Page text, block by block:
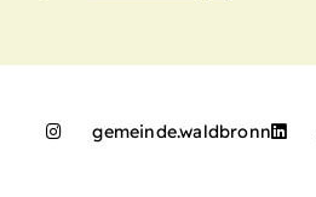
gemeinde.waldbronn